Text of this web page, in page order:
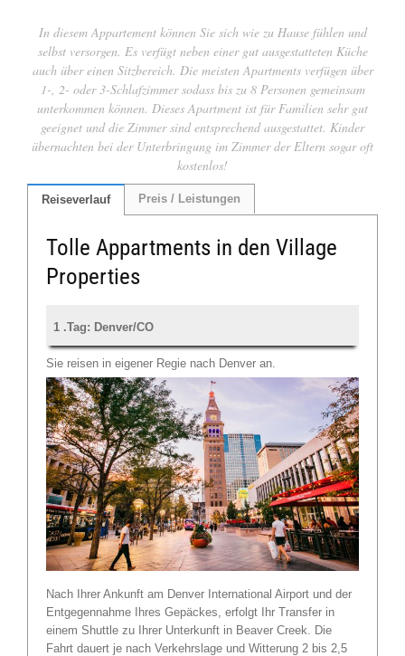
In diesem Appartement können Sie sich wie zu Hause fühlen und
selbst versorgen. Es verfügt neben einer gut ausgestatteten Küche
auch über einen Sitzbereich. Die meisten Apartments verfügen über
1-, 2- oder 3-Schlafzimmer sodass bis zu 8 Personen gemeinsam
unterkommen können. Dieses Apartment ist für Familien sehr gut
geeignet und die Zimmer sind entsprechend ausgestattet. Kinder
übernachten bei der Unterbringung im Zimmer der Eltern sogar oft
kostenlos!
Reiseverlauf Preis / Leistungen
Tolle Appartments in den Village
Properties
1 .Tag: Denver/CO
Sie reisen in eigener Regie nach Denver an.
Nach Ihrer Ankunft am Denver International Airport und der
Entgegennahme Ihres Gepäckes, erfolgt Ihr Transfer in
einem Shuttle zu Ihrer Unterkunft in Beaver Creek. Die
Fahrt dauert je nach Verkehrslage und Witterung 2 bis 2,5